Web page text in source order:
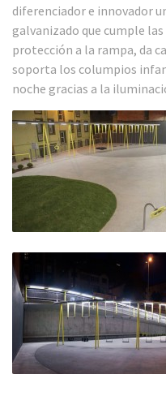
diferenciador e innovador
galvanizado que cumple
protección a la rampa, da
soporta los columpios
noche gracias a la